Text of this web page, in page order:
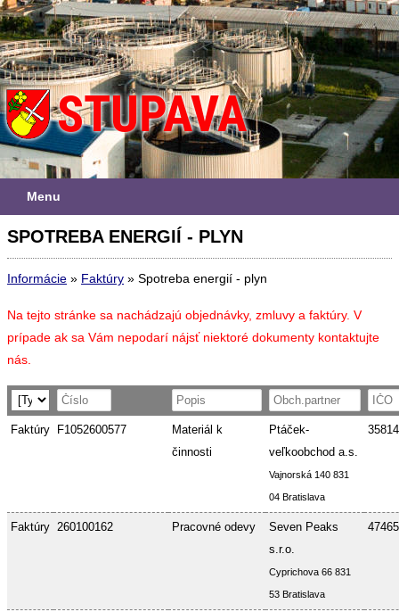
Menu
SPOTREBA ENERGIÍ - PLYN
Informácie » Faktúry » Spotreba energií - plyn
Na tejto stránke sa nachádzajú objednávky, zmluvy a faktúry. V
prípade ak sa Vám nepodarí nájsť niektoré dokumenty kontaktujte
nás.
Faktúry F1052600577
Materiál k
činnosti
Ptáček-
veľkoobchod a.s.
Vajnorská 140 831
04 Bratislava
Faktúry 260100162 Pracovné odevy
Seven Peaks
s.r.o.
Cyprichova 66 831
53 Bratislava